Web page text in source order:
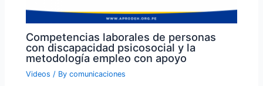
Competencias laborales de personas
con discapacidad psicosocial y la
metodología empleo con apoyo
Videos / Bycomunicaciones